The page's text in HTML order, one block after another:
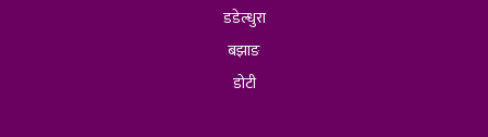
डडेल्धुरा
बझाङ
डोटी